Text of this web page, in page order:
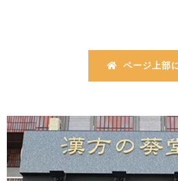
ページ上部